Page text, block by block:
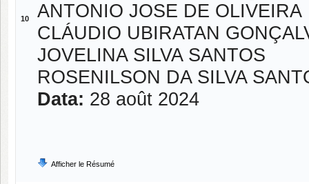
10
ANTONIO JOSE DE OLIVEIRA
CLÁUDIO UBIRATAN
JOVELINA SILVA SANTOS
ROSENILSON DA SILVA
Data: 28 août 2024
Afficher le Résumé